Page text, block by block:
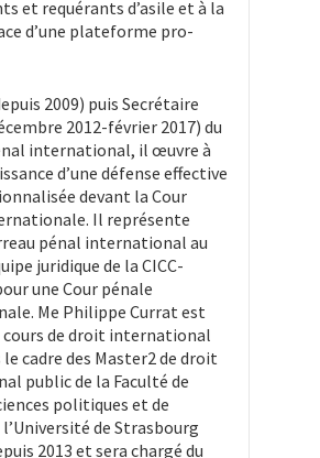
et requérants d’asile et à la
d’une plateforme pro-
2009) puis Secrétaire
2012-février 2017) du
international, il œuvre à
d’une défense effective
devant la Cour
Il représente
pénal international au
juridique de la CICC-
une Cour pénale
Me Philippe Currat est
cours de droit international
le cadre des Master2 de droit
public de la Faculté de
politiques et de
de Strasbourg
2013 et sera chargé du